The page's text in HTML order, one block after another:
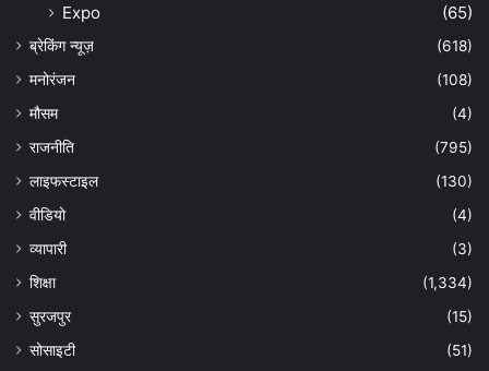
Expo (65)
ब्रेकिंग न्यूज़
(618)
मनोरंजन
(108)
मौसम
(4)
राजनीति
(795)
लाइफस्टाइल
(130)
वीडियो
(4)
व्यापारी
(3)
शिक्षा
(1,334)
सुरजपुर
(15)
सोसाइटी
(51)